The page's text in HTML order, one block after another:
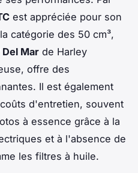
est appréciée pour son
catégorie des 50 cm³,
Mar de Harley
offre des
Il est également
d'entretien, souvent
à essence grâce à la
et à l'absence de
les filtres à huile.